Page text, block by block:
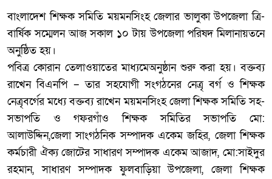
বাংলাদেশ শিক্ষক সমিতি ময়মনসিংহ জেলার ভালুকা উপজেলা ত্রি-
বার্ষিক সম্মেলন আজ সকাল ১০ টায় উপজেলা পরিষদ মিলানায়তনে
অনুষ্ঠিত হয়।
পবিত্র কোরান তেলাওয়াতের মাধ্যমেঅনুষ্ঠান শুরু করা হয়। বক্তব্য
রাখেন বিএনপি – তার সহযোগী সংগঠনের নেত্রৃ বর্গ ও শিক্ষক
নেত্রৃবর্গের মধ্যে বক্তব্য রাখেন ময়মনসিংহ জেলা শিক্ষক সমিতি সহ-
সভাপতি ও গফরগাঁও শিক্ষক সমিতির সভাপতি মো:
আলাউদ্দিন,জেলা সাংগঠনিক সম্পাদক একেম জহির, জেলা শিক্ষক
কর্মচারী ঐক্য জোটের সাধারণ সম্পাদক একেম আজাদ, মো:সাইদুর
রহমান, সাধারণ সম্পাদক ফুলবাড়িয়া উপজেলা, জেলা শিক্ষক